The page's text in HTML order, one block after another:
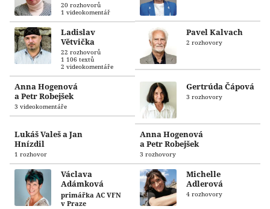
20 rozhovorů
1 videokomentář
Ladislav
Větvička
22 rozhovorů
1 106 textů
2 videokomentáře
Pavel Kalvach
2 rozhovory
Anna Hogenová
a Petr Robejšek
3 videokomentáře
Gertrúda Čápová
3 rozhovory
Lukáš Valeš a Jan
Hnízdil
1 rozhovor
Anna Hogenová
a Petr Robejšek
3 rozhovory
Václava
Adámková
primářka AC VFN
v Praze
Michelle
Adlerová
4 rozhovory